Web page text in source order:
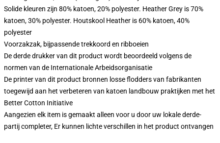
Solide kleuren zijn 80% katoen, 20% polyester. Heather Grey is 70%
katoen, 30% polyester. Houtskool Heather is 60% katoen, 40%
polyester
Voorzakzak, bijpassende trekkoord en ribboeien
De derde drukker van dit product wordt beoordeeld volgens de
normen van de Internationale Arbeidsorganisatie
De printer van dit product bronnen losse flodders van fabrikanten
toegewijd aan het verbeteren van katoen landbouw praktijken met het
Better Cotton Initiative
Aangezien elk item is gemaakt alleen voor u door uw lokale derde-
partij completer, Er kunnen lichte verschillen in het product ontvangen